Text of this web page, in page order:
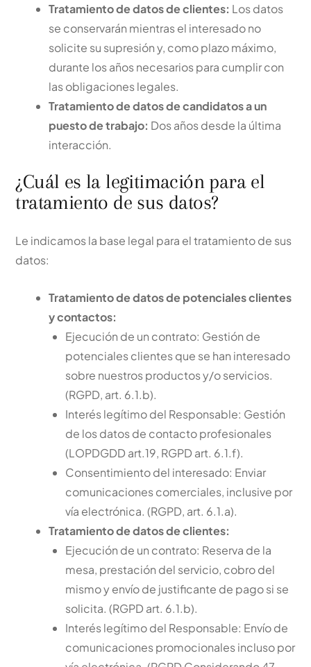
Tratamiento de datos de clientes: Los datos
se conservarán mientras el interesado no
solicite su supresión y, como plazo máximo,
durante los años necesarios para cumplir con
las obligaciones legales.
Tratamiento de datos de candidatos a un
puesto de trabajo: Dos años desde la última
interacción.
¿Cuál es la legitimación para el
tratamiento de sus datos?
Le indicamos la base legal para el tratamiento de sus
datos:
Tratamiento de datos de potenciales clientes
y contactos:
Ejecución de un contrato: Gestión de
potenciales clientes que se han interesado
sobre nuestros productos y/o servicios.
(RGPD, art. 6.1.b).
Interés legítimo del Responsable: Gestión
de los datos de contacto profesionales
(LOPDGDD art.19, RGPD art. 6.1.f).
Consentimiento del interesado: Enviar
comunicaciones comerciales, inclusive por
vía electrónica. (RGPD, art. 6.1.a).
Tratamiento de datos de clientes:
Ejecución de un contrato: Reserva de la
mesa, prestación del servicio, cobro del
mismo y envío de justificante de pago si se
solicita. (RGPD art. 6.1.b).
Interés legítimo del Responsable: Envío de
comunicaciones promocionales incluso por